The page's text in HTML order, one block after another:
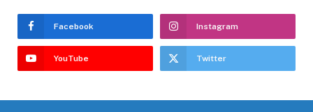
Facebook Instagram
YouTube Twitter